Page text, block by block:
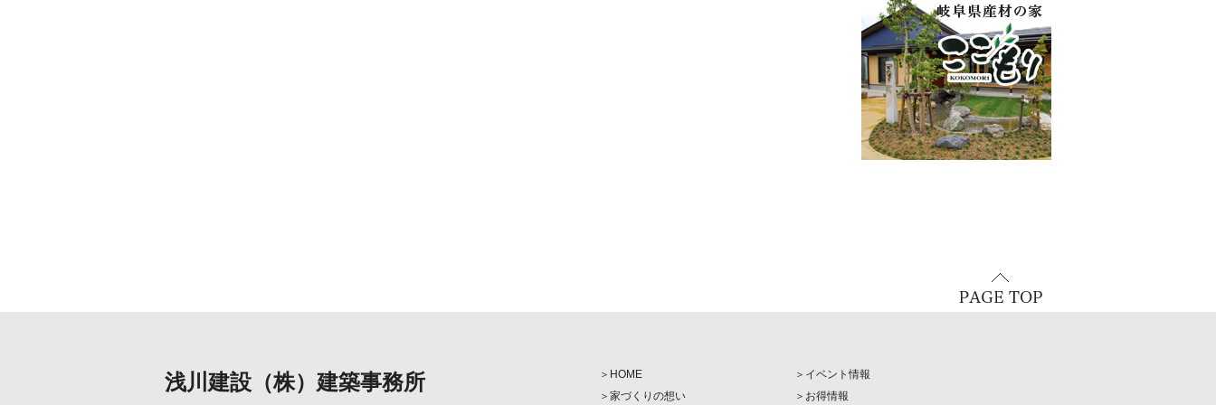
浅川建設（株）建築事務所
HOME
家づくりの想い
イベント情報
お得情報